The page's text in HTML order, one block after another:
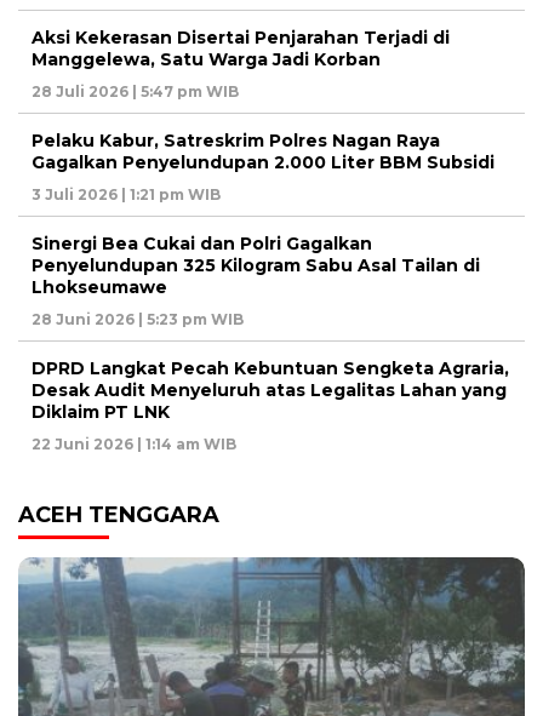
Aksi Kekerasan Disertai Penjarahan Terjadi di
Manggelewa, Satu Warga Jadi Korban
28 Juli 2026 | 5:47 pm WIB
Pelaku Kabur, Satreskrim Polres Nagan Raya
Gagalkan Penyelundupan 2.000 Liter BBM Subsidi
3 Juli 2026 | 1:21 pm WIB
Sinergi Bea Cukai dan Polri Gagalkan
Penyelundupan 325 Kilogram Sabu Asal Tailan di
Lhokseumawe
28 Juni 2026 | 5:23 pm WIB
DPRD Langkat Pecah Kebuntuan Sengketa Agraria,
Desak Audit Menyeluruh atas Legalitas Lahan yang
Diklaim PT LNK
22 Juni 2026 | 1:14 am WIB
ACEH TENGGARA